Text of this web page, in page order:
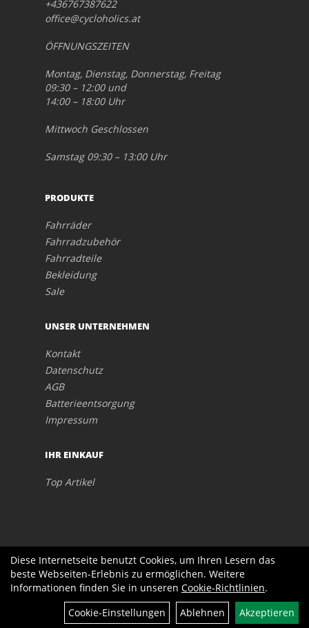
+436767387622
office@cycloholics.at
ÖFFNUNGSZEITEN
Montag, Dienstag, Donnerstag, Freitag
09:30 – 12:00 und
14:00 – 18:00 Uhr
Mittwoch Geschlossen
Samstag 09:30 – 13:00 Uhr
PRODUKTE
Fahrräder
Fahrradzubehör
Fahrradteile
Bekleidung
Sale
UNSER UNTERNEHMEN
Kontakt
Datenschutz
AGB
Batterieentsorgung
Impressum
IHR EINKAUF
Top Artikel
Diese Internetseite benutzt Cookies, um Ihren Lesern das
beste Webseiten-Erlebnis zu ermöglichen. Weitere
Informationen finden Sie in unseren Cookie-Richtlinien.
Cookie-Einstellungen
Ablehnen Akzeptieren